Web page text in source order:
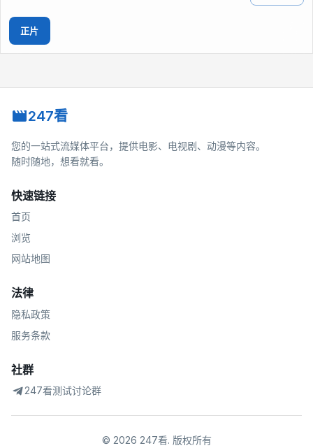
正片
247看
您的一站式流媒体平台，提供电影、电视剧、动漫等内容。
随时随地，想看就看。
快速链接
首页
浏览
网站地图
法律
隐私政策
服务条款
社群
247看测试讨论群
© 2026 247看. 版权所有